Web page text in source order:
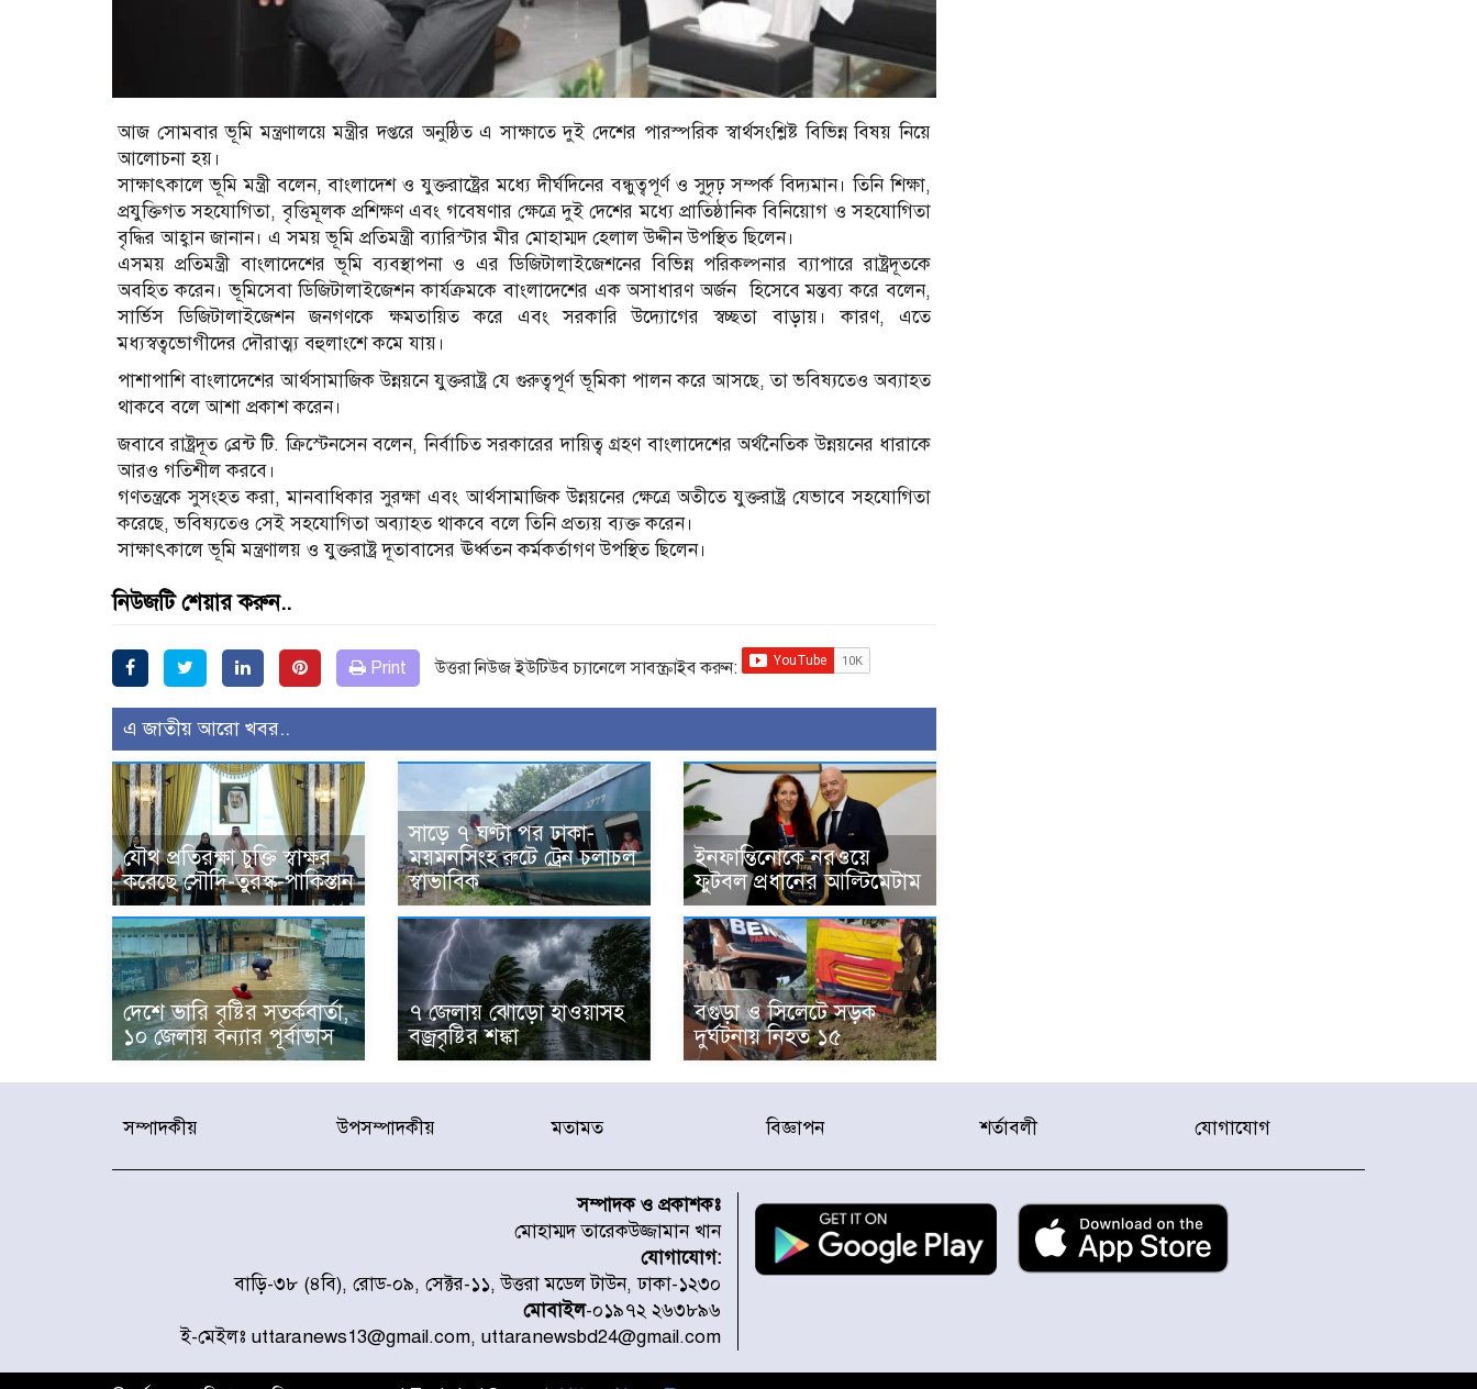
আজ সোমবার ভূমি মন্ত্রণালয়ে মন্ত্রীর দপ্তরে অনুষ্ঠিত এ সাক্ষাতে দুই দেশের পারস্পরিক স্বার্থসংশ্লিষ্ট বিভিন্ন বিষয় নিয়ে
আলোচনা হয়।
সাক্ষাৎকালে ভূমি মন্ত্রী বলেন, বাংলাদেশ ও যুক্তরাষ্ট্রের মধ্যে দীর্ঘদিনের বন্ধুত্বপূর্ণ ও সুদৃঢ় সম্পর্ক বিদ্যমান। তিনি শিক্ষা,
প্রযুক্তিগত সহযোগিতা, বৃত্তিমূলক প্রশিক্ষণ এবং গবেষণার ক্ষেত্রে দুই দেশের মধ্যে প্রাতিষ্ঠানিক বিনিয়োগ ও সহযোগিতা
বৃদ্ধির আহ্বান জানান। এ সময় ভূমি প্রতিমন্ত্রী ব্যারিস্টার মীর মোহাম্মদ হেলাল উদ্দীন উপস্থিত ছিলেন।
এসময় প্রতিমন্ত্রী বাংলাদেশের ভূমি ব্যবস্থাপনা ও এর ডিজিটালাইজেশনের বিভিন্ন পরিকল্পনার ব্যাপারে রাষ্ট্রদূতকে
অবহিত করেন। ভূমিসেবা ডিজিটালাইজেশন কার্যক্রমকে বাংলাদেশের এক অসাধারণ অর্জন হিসেবে মন্তব্য করে বলেন,
সার্ভিস ডিজিটালাইজেশন জনগণকে ক্ষমতায়িত করে এবং সরকারি উদ্যোগের স্বচ্ছতা বাড়ায়। কারণ, এতে
মধ্যস্বত্বভোগীদের দৌরাত্ম্য বহুলাংশে কমে যায়।
পাশাপাশি বাংলাদেশের আর্থসামাজিক উন্নয়নে যুক্তরাষ্ট্র যে গুরুত্বপূর্ণ ভূমিকা পালন করে আসছে, তা ভবিষ্যতেও অব্যাহত
থাকবে বলে আশা প্রকাশ করেন।
জবাবে রাষ্ট্রদূত ব্রেন্ট টি. ক্রিস্টেনসেন বলেন, নির্বাচিত সরকারের দায়িত্ব গ্রহণ বাংলাদেশের অর্থনৈতিক উন্নয়নের ধারাকে
আরও গতিশীল করবে।
গণতন্ত্রকে সুসংহত করা, মানবাধিকার সুরক্ষা এবং আর্থসামাজিক উন্নয়নের ক্ষেত্রে অতীতে যুক্তরাষ্ট্র যেভাবে সহযোগিতা
করেছে, ভবিষ্যতেও সেই সহযোগিতা অব্যাহত থাকবে বলে তিনি প্রত্যয় ব্যক্ত করেন।
সাক্ষাৎকালে ভূমি মন্ত্রণালয় ও যুক্তরাষ্ট্র দূতাবাসের ঊর্ধ্বতন কর্মকর্তাগণ উপস্থিত ছিলেন।
নিউজটি শেয়ার করুন..
Print উত্তরা নিউজ ইউটিউব চ্যানেলে সাবস্ক্রাইব করুন:
এ জাতীয় আরো খবর..
যৌথ প্রতিরক্ষা চুক্তি স্বাক্ষর
করেছে সৌদি-তুরস্ক-পাকিস্তান
সাড়ে ৭ ঘণ্টা পর ঢাকা-
ময়মনসিংহ রুটে ট্রেন চলাচল
স্বাভাবিক
ইনফান্তিনোকে নরওয়ে
ফুটবল প্রধানের আল্টিমেটাম
দেশে ভারি বৃষ্টির সতর্কবার্তা,
১০ জেলায় বন্যার পূর্বাভাস
৭ জেলায় ঝোড়ো হাওয়াসহ
বজ্রবৃষ্টির শঙ্কা
বগুড়া ও সিলেটে সড়ক
দুর্ঘটনায় নিহত ১৫
সম্পাদকীয় উপসম্পাদকীয় মতামত বিজ্ঞাপন শর্তাবলী যোগাযোগ
সম্পাদক ও প্রকাশকঃ
মোহাম্মদ তারেকউজ্জামান খান
যোগাযোগ:
বাড়ি-৩৮ (৪বি), রোড-০৯, সেক্টর-১১, উত্তরা মডেল টাউন, ঢাকা-১২৩০
মোবাইল-০১৯৭২ ২৬৩৮৯৬
ই-মেইলঃ uttaranews13@gmail.com, uttaranewsbd24@gmail.com